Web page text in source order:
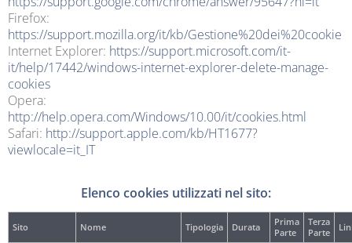
Firefox:
https://support.mozilla.org/it/kb/Gestione%20dei%20cookie
Internet Explorer: https://support.microsoft.com/it-
it/help/17442/windows-internet-explorer-delete-manage-
cookies
Opera:
http://help.opera.com/Windows/10.00/it/cookies.html
Safari: http://support.apple.com/kb/HT1677?
viewlocale=it_IT
Elenco cookies utilizzati nel sito:
Sito Nome Tipologia Durata
Prima
Parte
Terza
Parte